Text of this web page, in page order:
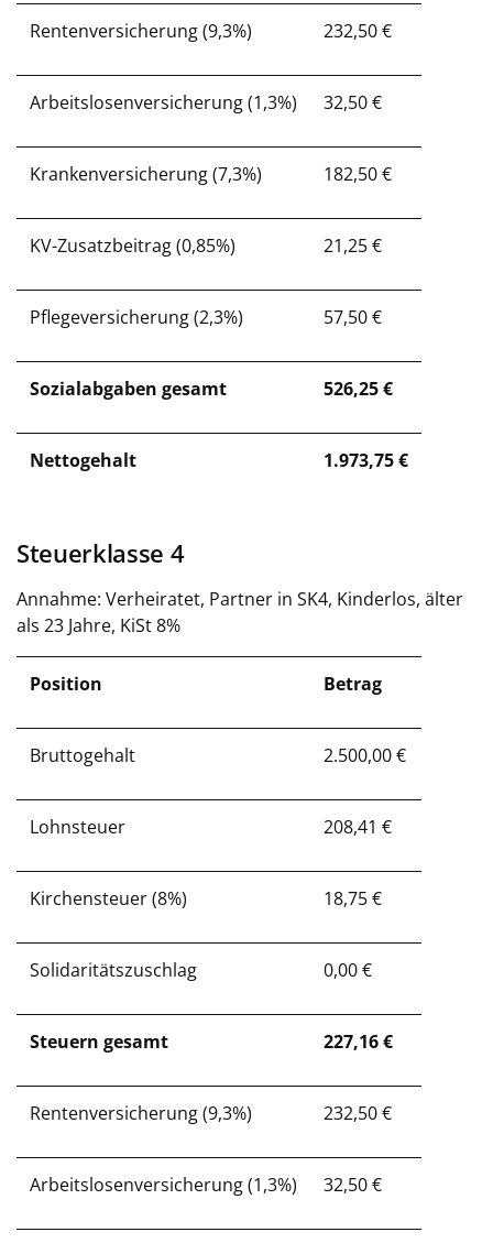
Rentenversicherung (9,3%) 232,50 €
Arbeitslosenversicherung (1,3%) 32,50 €
Krankenversicherung (7,3%) 182,50 €
KV-Zusatzbeitrag (0,85%) 21,25 €
Pflegeversicherung (2,3%) 57,50 €
Sozialabgaben gesamt 526,25 €
Nettogehalt 1.973,75 €
Steuerklasse 4
Annahme: Verheiratet, Partner in SK4, Kinderlos, älter
als 23 Jahre, KiSt 8%
Position Betrag
Bruttogehalt 2.500,00 €
Lohnsteuer 208,41 €
Kirchensteuer (8%) 18,75 €
Solidaritätszuschlag 0,00 €
Steuern gesamt 227,16 €
Rentenversicherung (9,3%) 232,50 €
Arbeitslosenversicherung (1,3%) 32,50 €